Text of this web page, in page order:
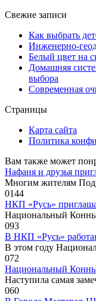
Свежие записи
Как выбрать
Инженерно-
Белый цвет на
Домашняя
выбора
Современная
Страницы
Карта сайта
Политика
Вам также может
Нафаня и друзья
Многим жителям
0144
НКП «Русь»
Национальный
093
В НКП «Русь»
В этом году
072
Национальный
Наступила самая
060